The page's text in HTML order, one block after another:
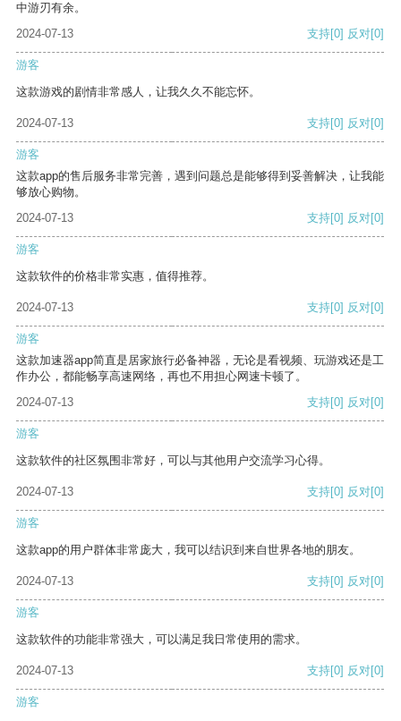
中游刃有余。
2024-07-13
支持[0] 反对[0]
游客
这款游戏的剧情非常感人，让我久久不能忘怀。
2024-07-13 支持[0] 反对[0]
游客
这款app的售后服务非常完善，遇到问题总是能够得到妥善解决，让我能
够放心购物。
2024-07-13
支持[0] 反对[0]
游客
这款软件的价格非常实惠，值得推荐。
2024-07-13 支持[0] 反对[0]
游客
这款加速器app简直是居家旅行必备神器，无论是看视频、玩游戏还是工
作办公，都能畅享高速网络，再也不用担心网速卡顿了。
2024-07-13
支持[0] 反对[0]
游客
这款软件的社区氛围非常好，可以与其他用户交流学习心得。
2024-07-13 支持[0] 反对[0]
游客
这款app的用户群体非常庞大，我可以结识到来自世界各地的朋友。
2024-07-13 支持[0] 反对[0]
游客
这款软件的功能非常强大，可以满足我日常使用的需求。
2024-07-13 支持[0] 反对[0]
游客